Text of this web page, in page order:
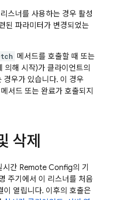
스너를 사용하는 경우 활성
된 파라미터가 변경되었는
메서드를 호출할 때 또는
의해 시작)가 클라이언트의
경우가 있습니다. 이 경우
메서드 또는 완료가 호출되지
삭제
시간 Remote Config의 기
주기에서 이 리스너를 처음
이 열립니다. 이후의 호출은